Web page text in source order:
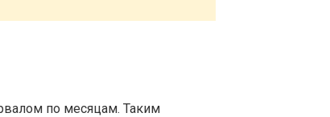
по месяцам. Таким